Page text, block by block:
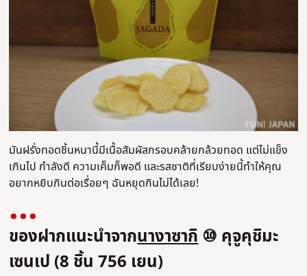
มันฝรั่งทอดชิ้นหนานี้มีเนื้อสัมผัสกรอบคล้ายกล้วยทอด แต่ไม่แข็ง
เกินไป กำลังดี ความเค็มก็พอดี และรสชาติที่เรียบง่ายนี้ทำให้คุณ
อยากหยิบกินต่อเรื่อยๆ ฉันหยุดกินไม่ได้เลย!
ของฝากแนะนำจากนางาซากิ⑩ คุจูคุชิมะ
เซนเป (8 ชิ้น 756 เยน)